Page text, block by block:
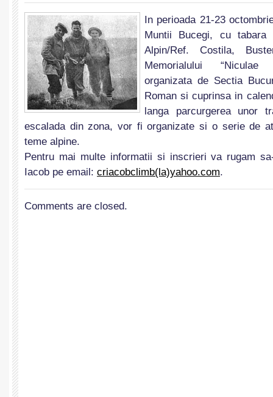
In perioada 21-23
Muntii Bucegi, cu
Alpin/Ref. Costila,
Memorialului “Niculae
organizata de Sectia
Roman si cuprinsa in
langa parcurgerea unor
escalada din zona, vor fi organizate si o serie de
teme alpine.
Pentru mai multe informatii si inscrieri va rugam
Iacob pe email: criacobclimb(la)yahoo.com.
Comments are closed.